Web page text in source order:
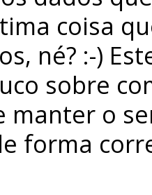
coisa
né? :-)
sobre
manter o
forma